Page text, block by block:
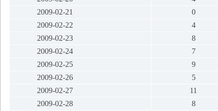
2009-02-21
0
2009-02-22
4
2009-02-23
8
2009-02-24
7
2009-02-25
9
2009-02-26
5
2009-02-27
11
2009-02-28
8